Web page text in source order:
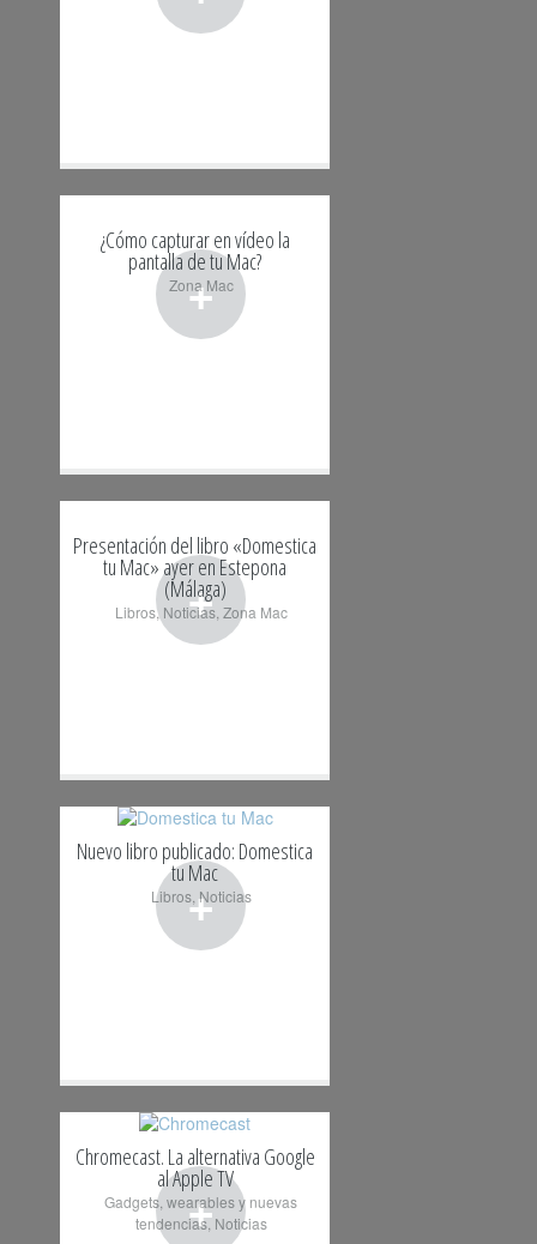
+
¿Cómo capturar en vídeo la
pantalla de tu Mac?
Zona Mac
+
Presentación del libro «Domestica
tu Mac» ayer en Estepona
(Málaga)
Libros, Noticias, Zona Mac
+
Nuevo libro publicado: Domestica
tu Mac
Libros, Noticias
+
Chromecast. La alternativa Google
al Apple TV
Gadgets, wearables y nuevas
tendencias,Noticias